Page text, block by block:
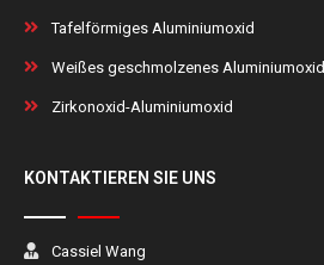
Tafelförmiges Aluminiumoxid
Weißes geschmolzenes Aluminiumoxid
Zirkonoxid-Aluminiumoxid
KONTAKTIEREN SIE UNS
Cassiel Wang